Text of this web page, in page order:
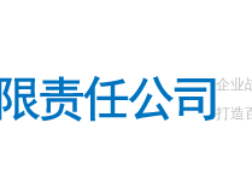
企业
打造